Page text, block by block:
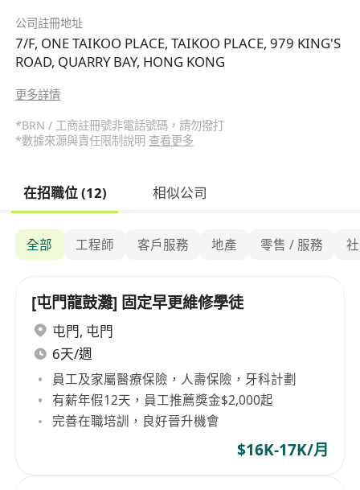
公司註冊地址
7/F, ONE TAIKOO PLACE, TAIKOO PLACE, 979 KING'S
ROAD, QUARRY BAY, HONG KONG
更多詳情
*BRN / 工商註冊號非電話號碼，請勿撥打
*數據來源與責任限制說明 查看更多
在招職位 (12) 相似公司
全部 工程師 客戶服務 地產 零售 / 服務
[屯門龍鼓灘] 固定早更維修學徒
屯門, 屯門
6天/週
員工及家屬醫療保險，人壽保險，牙科計劃
有薪年假12天，員工推薦獎金$2,000起
完善在職培訓，良好晉升機會
$16K-17K/月